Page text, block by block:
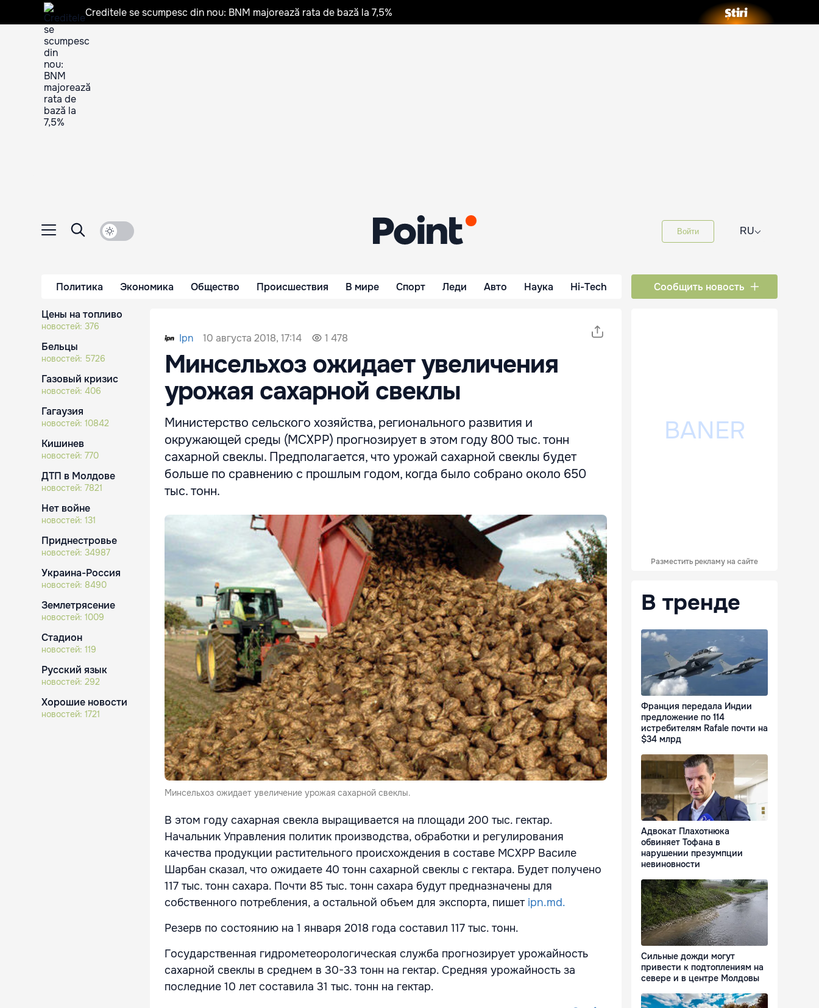
Creditele se scumpesc din nou: BNM majorează rata de bază la 7,5%
Войти RU⌵
Политика Экономика Общество Происшествия В мире Спорт Леди Авто Наука Hi-Tech Сообщить новость
Цены на топливо
новостей: 376
Бельцы
новостей: 5726
Газовый кризис
новостей: 406
Гагаузия
новостей: 10842
Кишинев
новостей: 770
ДТП в Молдове
новостей: 7821
Нет войне
новостей: 131
Приднестровье
новостей: 34987
Украина-Россия
новостей: 8490
Землетрясение
новостей: 1009
Стадион
новостей: 119
Русский язык
новостей: 292
Хорошие новости
новостей: 1721
Ipn 10 августа 2018, 17:14 1 478
Минсельхоз ожидает увеличения
урожая сахарной свеклы
Министерство сельского хозяйства, регионального развития и
окружающей среды (МСХРР) прогнозирует в этом году 800 тыс. тонн
сахарной свеклы. Предполагается, что урожай сахарной свеклы будет
больше по сравнению с прошлым годом, когда было собрано около 650
тыс. тонн.
Минсельхоз ожидает увеличение урожая сахарной свеклы.
В этом году сахарная свекла выращивается на площади 200 тыс. гектар.
Начальник Управления политик производства, обработки и регулирования
качества продукции растительного происхождения в составе МСХРР Василе
Шарбан сказал, что ожидаете 40 тонн сахарной свеклы с гектара. Будет получено
117 тыс. тонн сахара. Почти 85 тыс. тонн сахара будут предназначены для
собственного потребления, а остальной объем для экспорта, пишет ipn.md.
Резерв по состоянию на 1 января 2018 года составил 117 тыс. тонн.
Государственная гидрометеорологическая служба прогнозирует урожайность
сахарной свеклы в среднем в 30-33 тонн на гектар. Средняя урожайность за
последние 10 лет составила 31 тыс. тонн на гектар.
Разместить рекламу на сайте
В тренде
Франция передала Индии
предложение по 114
истребителям Rafale почти на
$34 млрд
Адвокат Плахотнюка
обвиняет Тофана в
нарушении презумпции
невиновности
Сильные дожди могут
привести к подтоплениям на
севере и в центре Молдовы